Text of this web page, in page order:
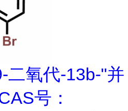
二氧代-13b-"并
号：